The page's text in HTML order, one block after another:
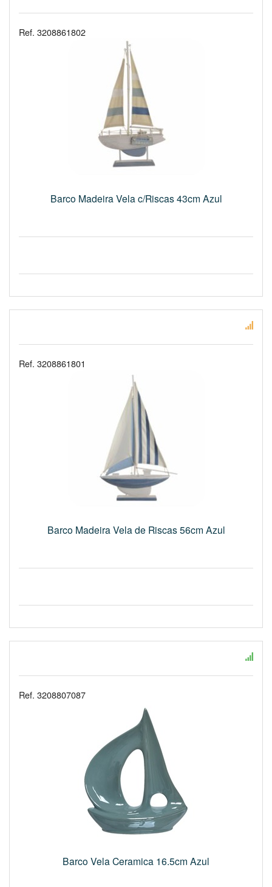
Ref. 3208861802
Barco Madeira Vela c/Riscas 43cm Azul
Ref. 3208861801
Barco Madeira Vela de Riscas 56cm Azul
Ref. 3208807087
Barco Vela Ceramica 16.5cm Azul